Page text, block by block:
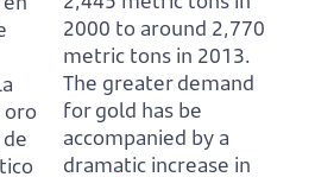
oro
2000 to around 2,770
metric tons in 2013.
The greater demand
for gold has be
accompanied by a
dramatic increase in